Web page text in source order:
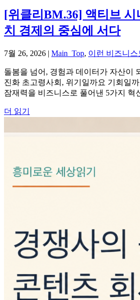
[위클리BM.36] 액티브
치 경제의 중심에 서다
7월 26, 2026 | Main_Top, 이런 비즈니
돌봄을 넘어, 경험과 데이터가 자산이
진화 초고령사회, 위기일까요 기회일
잠재력을 비즈니스로 풀어낸 5가지 혁
더 읽기